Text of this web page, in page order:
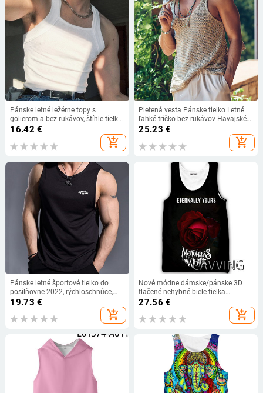
Pánske letné ležérne topy s
golierom a bez rukávov, štíhle tielko,
módne jednofarebné, rebrované,
streetwear, letné, ležérne, pánske
vesty
16.42 €
add_shopping_cart
Pletená vesta Pánske tielko Letné
ľahké tričko bez rukávov Havajské
plážové oblečenie Baggy Topy Gym
oblečenie
25.23 €
add_shopping_cart
Pánske letné športové tielko do
posilňovne 2022, rýchloschnúce,
kulturistika, fitness, tričko bez
rukávov, cvičenie, pánske oblečenie,
ležérna vesta
19.73 €
add_shopping_cart
Nové módne dámske/pánske 3D
tlačené nehybné biele tielka
Harajuku vesta letné tielko košele
27.56 €
add_shopping_cart